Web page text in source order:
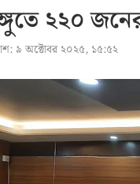
২২০
৯ অক্টোবর ২০২৫, ১৫:৫২